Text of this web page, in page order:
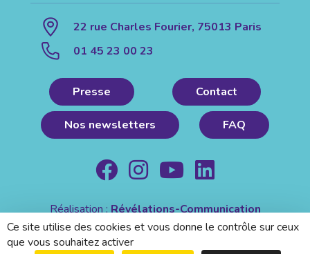
22 rue Charles Fourier, 75013 Paris
01 45 23 00 23
Presse Contact
Nos newsletters FAQ
Réalisation :Révélations-Communication
Mentions légales| Politique de confidentialité
Ce site utilise des cookies et vous donne le contrôle sur ceux
que vous souhaitez activer